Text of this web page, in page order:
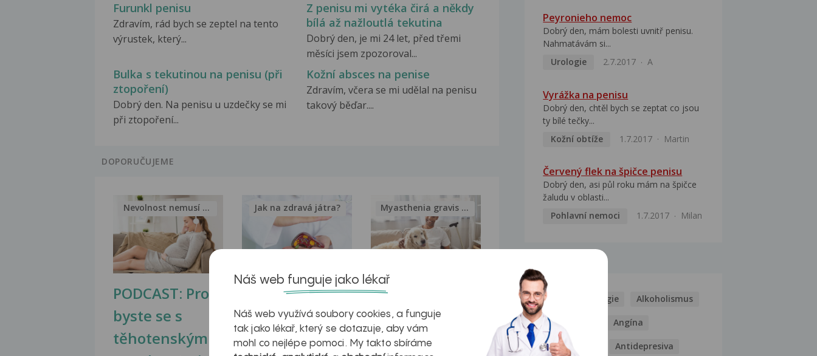
Furunkl penisu
Zdravím, rád bych se zeptel na tento
výrustek, který...
Z penisu mi vytéka čirá a někdy
bílá až nažloutlá tekutina
Dobrý den, je mi 24 let, před třemi
měsíci jsem zpozoroval...
Bulka s tekutinou na penisu (při
ztopoření)
Dobrý den. Na penisu u uzdečky se mi
při ztopoření...
Kožní absces na penise
Zdravím, včera se mi udělal na penisu
takový běďar....
DOPORUČUJEME
PODCAST: Proč
byste se s
těhotenskými
Nevolnost nemusí být nutnou...
Ztukovatění
jater v datech a
obrazech
Jak na zdravá játra?
Inovativní
léčba
myastenie –
Myasthenia gravis – vše, co...
Peyronieho nemoc
Dobrý den, mám bolesti uvnitř penisu.
Nahmatávám si...
Urologie
2.7.2017 A
Vyrážka na penisu
Dobrý den, chtěl bych se zeptat co jsou
ty bílé tečky...
Kožní obtíže
1.7.2017 Martin
Červený flek na špičce penisu
Dobrý den, asi půl roku mám na špičce
žaludu v oblasti...
Pohlavní nemoci
1.7.2017 Milan
Alergie Alkoholismus
Analgetika Angína
Antibiotika Antidepresiva
Náš web funguje jako lékař
Náš web využívá soubory cookies, a funguje
tak jako lékař, který se dotazuje, aby vám
mohl co nejlépe pomoci. My takto sbíráme